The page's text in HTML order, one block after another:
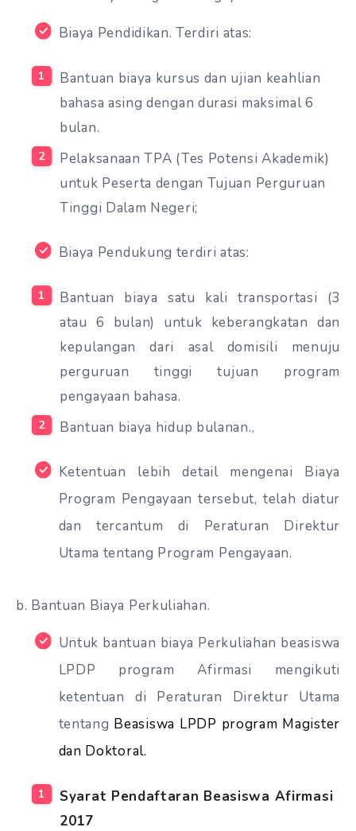
Biaya Pendidikan. Terdiri atas:
Bantuan biaya kursus dan ujian keahlian
bahasa asing dengan durasi maksimal 6
bulan.
Pelaksanaan TPA (Tes Potensi Akademik)
untuk Peserta dengan Tujuan Perguruan
Tinggi Dalam Negeri;
Biaya Pendukung terdiri atas:
Bantuan biaya satu kali transportasi (3
atau 6 bulan) untuk keberangkatan dan
kepulangan dari asal domisili menuju
perguruan tinggi tujuan program
pengayaan bahasa.
Bantuan biaya hidup bulanan.,
Ketentuan lebih detail mengenai Biaya
Program Pengayaan tersebut, telah diatur
dan tercantum di Peraturan Direktur
Utama tentang Program Pengayaan.
b. Bantuan Biaya Perkuliahan.
Untuk bantuan biaya Perkuliahan beasiswa
LPDP program Afirmasi mengikuti
ketentuan di Peraturan Direktur Utama
tentang Beasiswa LPDP program Magister
dan Doktoral.
Syarat Pendaftaran Beasiswa Afirmasi
2017